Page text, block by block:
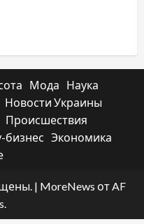
Мода
Наука
Новости Украины
Происшествия
Экономика
| MoreNews от AF